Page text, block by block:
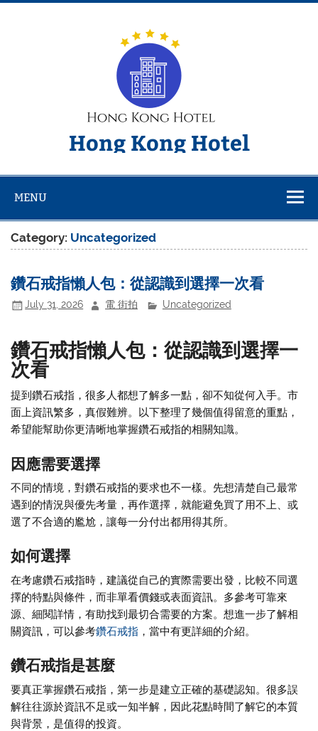
Skip
Hong Kong Hotel
MENU
Category: Uncategorized
鑽石戒指懶人包：從認識到選擇一次看
July 31, 2026 電 街拍 Uncategorized
鑽石戒指懶人包：從認識到選擇一
次看
提到鑽石戒指，很多人都想了解多一點，卻不知從何入手。市
面上資訊繁多，真假難辨。以下整理了幾個值得留意的重點，
希望能幫助你更清晰地掌握鑽石戒指的相關知識。
因應需要選擇
不同的情境，對鑽石戒指的要求也不一樣。先想清楚自己最常
遇到的情況與優先考量，再作選擇，就能避免買了用不上、或
選了不合適的尷尬，讓每一分付出都用得其所。
如何選擇
在考慮鑽石戒指時，建議從自己的實際需要出發，比較不同選
擇的特點與條件，而非單看價錢或表面資訊。多參考可靠來
源、細閱詳情，有助找到最切合需要的方案。想進一步了解相
關資訊，可以參考鑽石戒指 ，當中有更詳細的介紹。
鑽石戒指是甚麼
要真正掌握鑽石戒指，第一步是建立正確的基礎認知。很多誤
解往往源於資訊不足或一知半解，因此花點時間了解它的本質
與背景，是值得的投資。